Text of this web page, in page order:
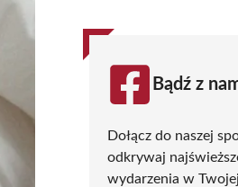
Bądź z
Dołącz do naszej
odkrywaj
wydarzenia w